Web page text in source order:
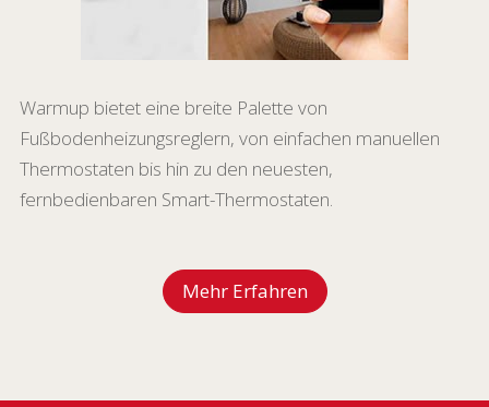
Warmup bietet eine breite Palette von
Fußbodenheizungsreglern, von einfachen manuellen
Thermostaten bis hin zu den neuesten,
fernbedienbaren Smart-Thermostaten.
Mehr Erfahren